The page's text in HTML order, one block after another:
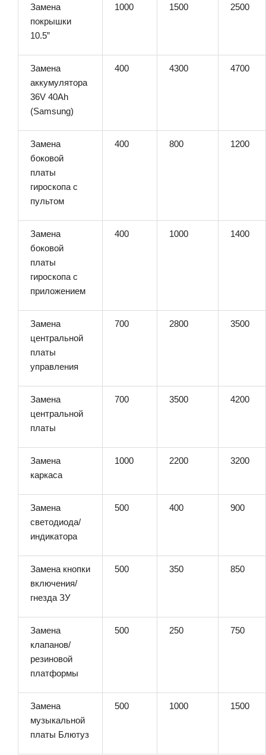
Замена
покрышки
10.5”
1000 1500 2500
Замена
аккумулятора
36V 40Ah
(Samsung)
400 4300 4700
Замена
боковой
платы
гироскопа с
пультом
400 800 1200
Замена
боковой
платы
гироскопа с
приложением
400 1000 1400
Замена
центральной
платы
управления
700 2800 3500
Замена
центральной
платы
700 3500 4200
Замена
каркаса
1000 2200 3200
Замена
светодиода/
индикатора
500 400 900
Замена кнопки
включения/
гнезда ЗУ
500 350 850
Замена
клапанов/
резиновой
платформы
500 250 750
Замена
музыкальной
платы Блютуз
500 1000 1500